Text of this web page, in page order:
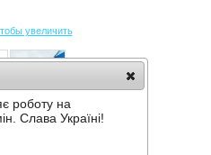
увеличить
"КЕМПИНГ" CA-33
роботу на
Слава Україні!